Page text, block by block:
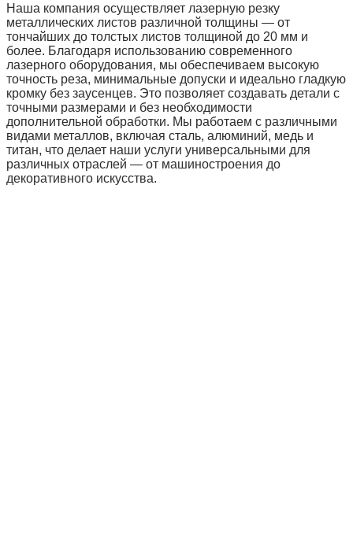
Наша компания осуществляет лазерную резку
металлических листов различной толщины — от
тончайших до толстых листов толщиной до 20 мм и
более. Благодаря использованию современного
лазерного оборудования, мы обеспечиваем высокую
точность реза, минимальные допуски и идеально гладкую
кромку без заусенцев. Это позволяет создавать детали с
точными размерами и без необходимости
дополнительной обработки. Мы работаем с различными
видами металлов, включая сталь, алюминий, медь и
титан, что делает наши услуги универсальными для
различных отраслей — от машиностроения до
декоративного искусства.